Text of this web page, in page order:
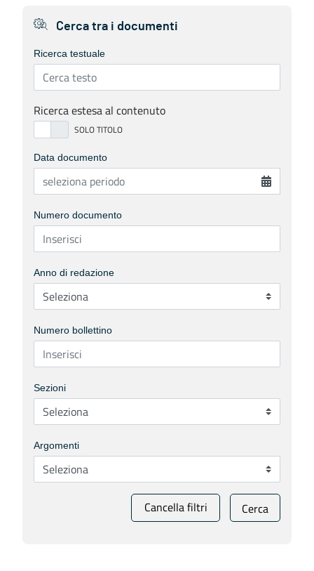
Cerca tra i documenti
Ricerca testuale
Ricerca estesa al contenuto
Data documento
Numero documento
Anno di redazione
Numero bollettino
Sezioni
Argomenti
Cancella filtri Cerca